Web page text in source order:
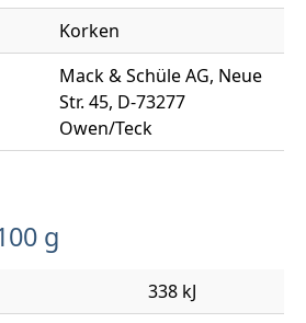
Korken
Mack & Schüle AG, Neue
Str. 45, D-73277
Owen/Teck
g
338 kJ